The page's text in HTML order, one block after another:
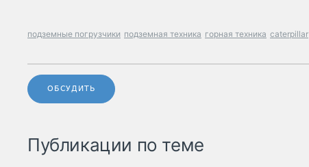
подземные погрузчики подземная техника горная техника caterpillar
ОБСУДИТЬ
Публикации по теме